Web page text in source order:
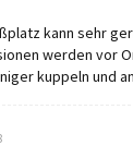
kann sehr
werden vor
kuppeln und